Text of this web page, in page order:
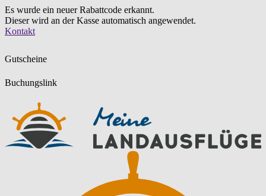
Es wurde ein neuer Rabattcode erkannt.
Dieser wird an der Kasse automatisch angewendet.
Zum
Kontakt
Gutscheine
Buchungslink